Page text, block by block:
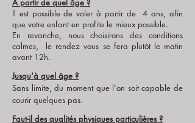
A partir de quel âge ?
Il est possible de voler à partir de 4 ans, afin
que votre enfant en profite le mieux possible.
En revanche, nous choisirons des conditions
calmes, le rendez vous se fera plutôt le matin
avant 12h.
Jusqu'à quel âge ?
Sans limite, du moment que l'on soit capable de
courir quelques pas.
Faut-il des qualités physiques particulières ?